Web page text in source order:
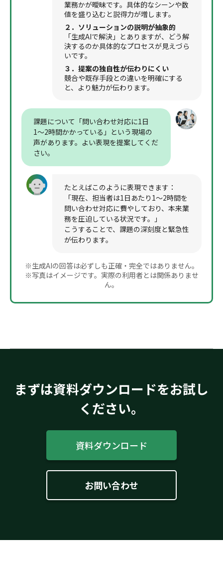
業務かが曖昧です。具体的なシーンや数
値を盛り込むと説得力が増します。
２．ソリューションの説明が抽象的
「生成AIで解決」とありますが、どう解
決するのか具体的なプロセスが見えづら
いです。
３．提案の独自性が伝わりにくい
競合や既存手段との違いを明確にする
と、より魅力が伝わります。
課題について「問い合わせ対応に1日
1〜2時間かかっている」という現場の
声があります。よい表現を提案してくだ
さい。
たとえばこのように表現できます：
「現在、担当者は1日あたり1〜2時間を
問い合わせ対応に費やしており、本来業
務を圧迫している状況です。」
こうすることで、課題の深刻度と緊急性
が伝わります。
※生成AIの回答は必ずしも正確・完全ではありません。
※写真はイメージです。実際の利用者とは関係ありませ
ん。
まずは資料ダウンロードをお試し
ください。
資料ダウンロード
お問い合わせ